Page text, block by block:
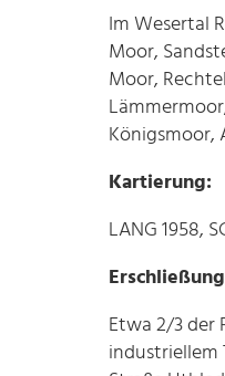
Im Wesertal
Moor,
Moor,
Königsmoor,
Kartierung:
LANG 1958,
Etwa 2/3
industriellem